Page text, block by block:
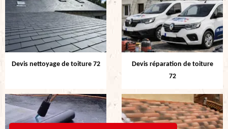
Devis nettoyage de toiture 72
Devis réparation de toiture
72